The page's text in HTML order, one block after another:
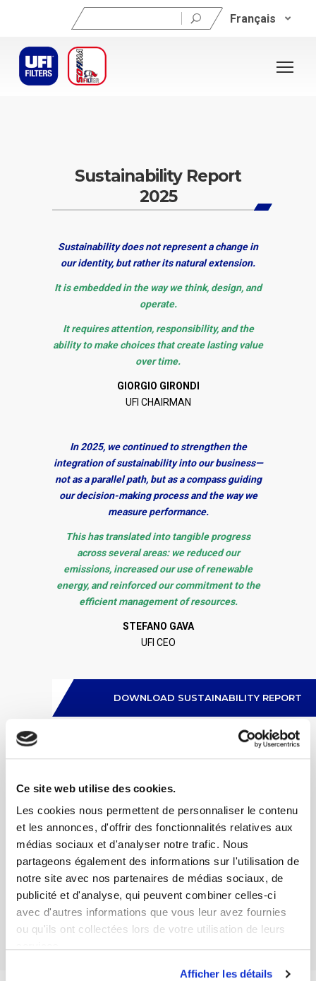
Ce site web utilise des cookies.
Les cookies nous permettent de personnaliser le contenu
et les annonces, d'offrir des fonctionnalités relatives aux
médias sociaux et d'analyser notre trafic. Nous
partageons également des informations sur l'utilisation de
notre site avec nos partenaires de médias sociaux, de
publicité et d'analyse, qui peuvent combiner celles-ci
avec d'autres informations que vous leur avez fournies
ou qu'ils ont collectées lors de votre utilisation de leurs
Afficher les détails
Rechercher : Français
Sustainability Report
2025
Sustainability does not represent a change in
our identity, but rather its natural extension.
It is embedded in the way we think, design, and
operate.
It requires attention, responsibility, and the
ability to make choices that create lasting value
over time.
GIORGIO GIRONDI
UFI CHAIRMAN
In 2025, we continued to strengthen the
integration of sustainability into our business—
not as a parallel path, but as a compass guiding
our decision-making process and the way we
measure performance.
This has translated into tangible progress
across several areas: we reduced our
emissions, increased our use of renewable
energy, and reinforced our commitment to the
efficient management of resources.
STEFANO GAVA
UFI CEO
DOWNLOAD SUSTAINABILITY REPORT